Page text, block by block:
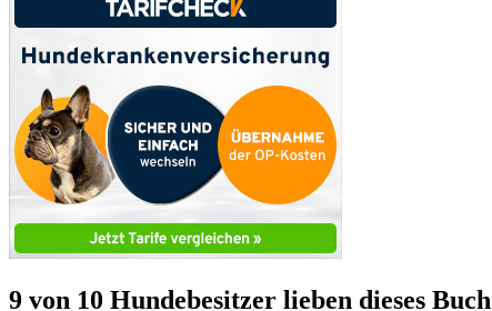
9 von 10 Hundebesitzer lieben dieses Buch